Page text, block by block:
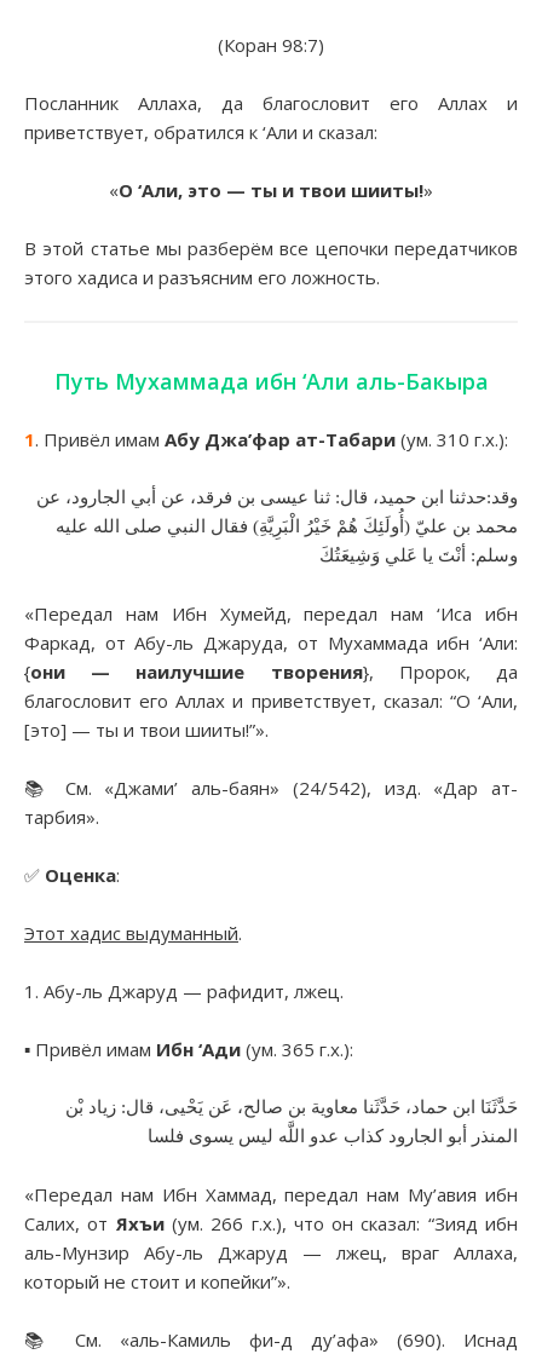
(Коран 98:7)
Посланник Аллаха, да благословит его Аллах и
приветствует, обратился к ‘Али и сказал:
«О ‘Али, это — ты и твои шииты!»
В этой статье мы разберём все цепочки передатчиков
этого хадиса и разъясним его ложность.
Путь Мухаммада ибн ‘Али аль-Бакыра
1. Привёл имам Абу Джа’фар ат-Табари (ум. 310 г.х.):
وقد:حدثنا ابن حميد، قال: ثنا عيسى بن فرقد، عن أبي الجارود، عن
محمد بن عليّ (أُولَئِكَ هُمْ خَيْرُ الْبَرِيَّةِ) فقال النبي صلى الله عليه
وسلم: أنْتَ يا عَلي وَشِيعَتُكَ
«Передал нам Ибн Хумейд, передал нам ‘Иса ибн
Фаркад, от Абу-ль Джаруда, от Мухаммада ибн ‘Али:
{они — наилучшие творения}, Пророк, да
благословит его Аллах и приветствует, сказал: “О ‘Али,
[это] — ты и твои шииты!”».
📚 См. «Джами’ аль-баян» (24/542), изд. «Дар ат-
тарбия».
✅ Оценка:
Этот хадис выдуманный.
1. Абу-ль Джаруд — рафидит, лжец.
▪︎ Привёл имам Ибн ‘Ади (ум. 365 г.х.):
حَدَّثَنَا ابن حماد، حَدَّثَنا معاوية بن صالح، عَن يَحْيى، قال: زياد بْن
المنذر أبو الجارود كذاب عدو اللَّه ليس يسوى فلسا
«Передал нам Ибн Хаммад, передал нам Му’авия ибн
Салих, от Яхъи(ум. 266 г.х.), что он сказал: “Зияд ибн
аль-Мунзир Абу-ль Джаруд — лжец, враг Аллаха,
который не стоит и копейки”».
📚 См. «аль-Камиль фи-д ду’афа» (690). Иснад